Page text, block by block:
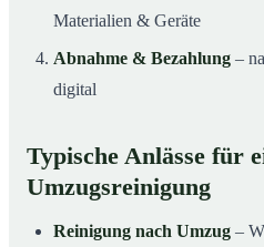
Materialien & Geräte
Abnahme & Bezahlung –
digital
Typische Anlässe für
Umzugsreinigung
Reinigung nach Umzug –